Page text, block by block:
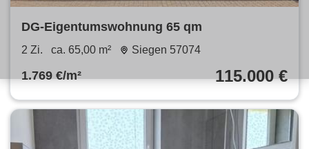
DG-Eigentumswohnung 65 qm
2 Zi. ca. 65,00 m² Siegen 57074
1.769 €/m² 115.000 €